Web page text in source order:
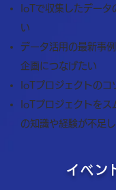
IoTで収集したデー
い
データ活用の最新事
企画につなげたい
IoTプロジェクトのコ
IoTプロジェクトをス
の知識や経験が不足
イベン